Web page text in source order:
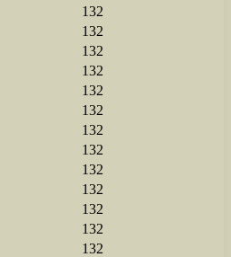
132
132
132
132
132
132
132
132
132
132
132
132
132